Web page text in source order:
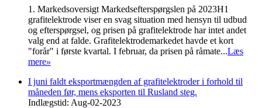
1. Markedsoversigt Markedsefterspørgslen på 2023H1
grafitelektrode viser en svag situation med hensyn til udbud
og efterspørgsel, og prisen på grafitelektrode har intet andet
valg end at falde. Grafitelektrodemarkedet havde et kort
"forår" i første kvartal. I februar, da prisen på råmate...Læs
mere»
I juni faldt eksportmængden af ​​grafitelektroder i forhold til
måneden før, mens eksporten til Rusland steg.
Indlægstid: Aug-02-2023